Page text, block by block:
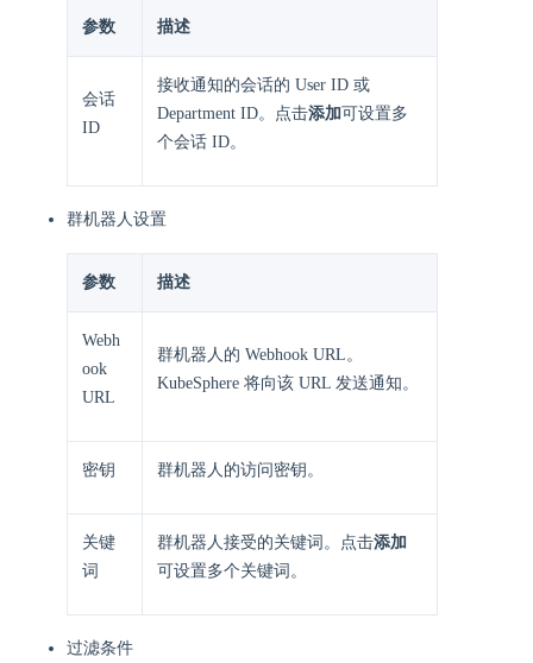
参数 描述
会话
ID
接收通知的会话的 User ID 或
Department ID。点击添加可设置多
个会话 ID。
群机器人设置
参数 描述
Webh
ook
URL
群机器人的 Webhook URL。
KubeSphere 将向该 URL 发送通知。
密钥 群机器人的访问密钥。
关键
词
群机器人接受的关键词。点击添加
可设置多个关键词。
过滤条件